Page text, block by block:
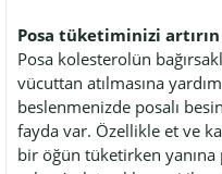
Posa tüketiminizi artırın
Posa kolesterolün
vücuttan atılmasına
beslenmenizde posalı
fayda var. Özellikle et ve
bir öğün tüketirken